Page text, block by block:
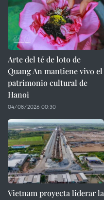
Arte del té de loto de
Quang An mantiene vivo el
patrimonio cultural de
Hanoi
04/08/2026 00:30
Vietnam proyecta liderar la